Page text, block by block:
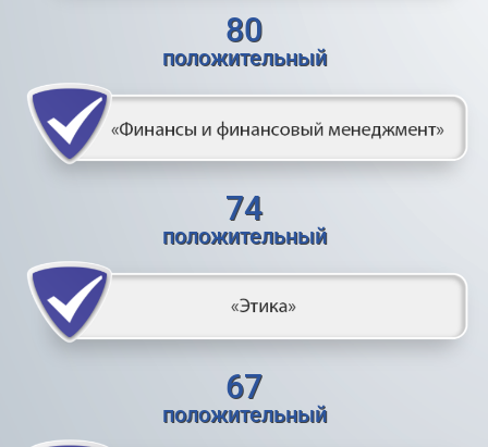
80
положительный
74
положительный
67
положительный